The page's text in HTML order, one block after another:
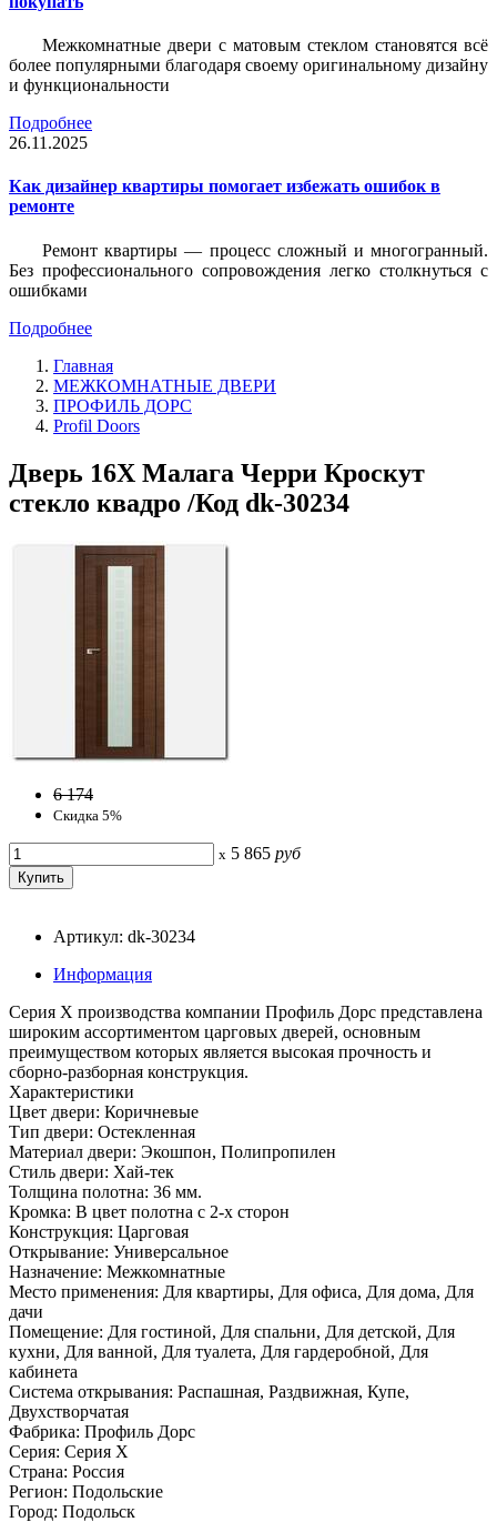
Межкомнатные двери с матовым стеклом становятся всё
более популярными благодаря своему оригинальному дизайну
и функциональности
Подробнее
26.11.2025
Как дизайнер квартиры помогает избежать ошибок в
ремонте
Ремонт квартиры — процесс сложный и многогранный.
Без профессионального сопровождения легко столкнуться с
ошибками
Подробнее
Главная
МЕЖКОМНАТНЫЕ ДВЕРИ
ПРОФИЛЬ ДОРС
Profil Doors
Дверь 16X Малага Черри Кроскут
стекло квадро /Код dk-30234
6 174
Скидка 5%
x 5 865 руб
Артикул: dk-30234
Информация
Серия Х производства компании Профиль Дорс представлена
широким ассортиментом царговых дверей, основным
преимуществом которых является высокая прочность и
сборно-разборная конструкция.
Характеристики
Цвет двери: Коричневые
Тип двери: Остекленная
Материал двери: Экошпон, Полипропилен
Стиль двери: Хай-тек
Толщина полотна: 36 мм.
Кромка: В цвет полотна с 2-х сторон
Конструкция: Царговая
Открывание: Универсальное
Назначение: Межкомнатные
Место применения: Для квартиры, Для офиса, Для дома, Для
дачи
Помещение: Для гостиной, Для спальни, Для детской, Для
кухни, Для ванной, Для туалета, Для гардеробной, Для
кабинета
Система открывания: Распашная, Раздвижная, Купе,
Двухстворчатая
Фабрика: Профиль Дорс
Серия: Серия X
Страна: Россия
Регион: Подольские
Город: Подольск